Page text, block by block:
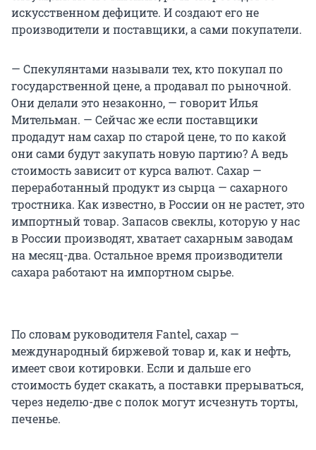
искусственном дефиците. И создают его не
производители и поставщики, а сами покупатели.
— Спекулянтами называли тех, кто покупал по
государственной цене, а продавал по рыночной.
Они делали это незаконно, — говорит Илья
Мительман. — Сейчас же если поставщики
продадут нам сахар по старой цене, то по какой
они сами будут закупать новую партию? А ведь
стоимость зависит от курса валют. Сахар —
переработанный продукт из сырца — сахарного
тростника. Как известно, в России он не растет, это
импортный товар. Запасов свеклы, которую у нас
в России производят, хватает сахарным заводам
на месяц-два. Остальное время производители
сахара работают на импортном сырье.
По словам руководителя Fantel, сахар —
международный биржевой товар и, как и нефть,
имеет свои котировки. Если и дальше его
стоимость будет скакать, а поставки прерываться,
через неделю-две с полок могут исчезнуть торты,
печенье.